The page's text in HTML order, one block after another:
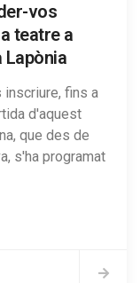
vos
teatre a
Lapònia
fins a
d'aquest
que des de
s'ha programat